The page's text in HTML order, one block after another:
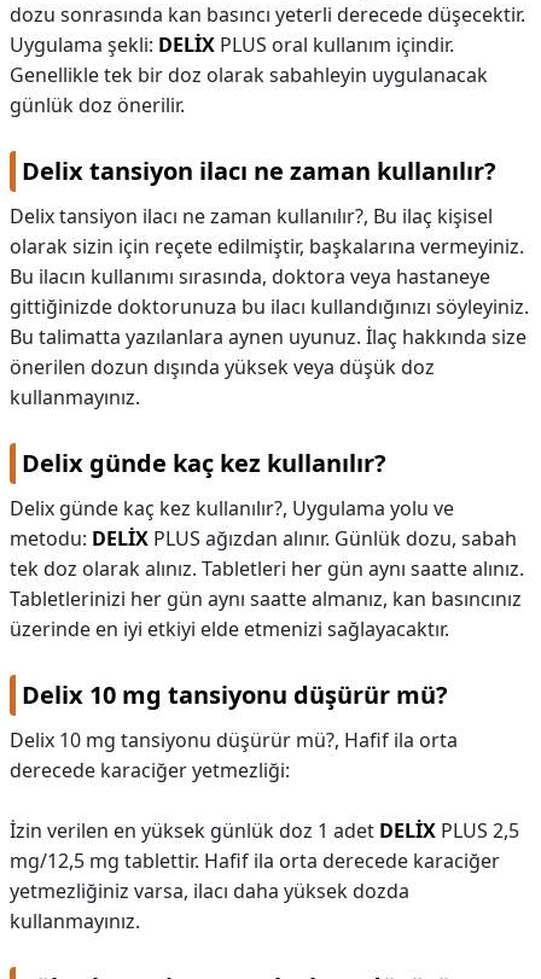
dozu sonrasında kan basıncı yeterli derecede düşecektir.
Uygulama şekli: DELİX PLUS oral kullanım içindir.
Genellikle tek bir doz olarak sabahleyin uygulanacak
günlük doz önerilir.
Delix tansiyon ilacı ne zaman kullanılır?
Delix tansiyon ilacı ne zaman kullanılır?, Bu ilaç kişisel
olarak sizin için reçete edilmiştir, başkalarına vermeyiniz.
Bu ilacın kullanımı sırasında, doktora veya hastaneye
gittiğinizde doktorunuza bu ilacı kullandığınızı söyleyiniz.
Bu talimatta yazılanlara aynen uyunuz. İlaç hakkında size
önerilen dozun dışında yüksek veya düşük doz
kullanmayınız.
Delix günde kaç kez kullanılır?
Delix günde kaç kez kullanılır?, Uygulama yolu ve
metodu: DELİX PLUS ağızdan alınır. Günlük dozu, sabah
tek doz olarak alınız. Tabletleri her gün aynı saatte alınız.
Tabletlerinizi her gün aynı saatte almanız, kan basıncınız
üzerinde en iyi etkiyi elde etmenizi sağlayacaktır.
Delix 10 mg tansiyonu düşürür mü?
Delix 10 mg tansiyonu düşürür mü?, Hafif ila orta
derecede karaciğer yetmezliği:
İzin verilen en yüksek günlük doz 1 adet DELİX PLUS 2,5
mg/12,5 mg tablettir. Hafif ila orta derecede karaciğer
yetmezliğiniz varsa, ilacı daha yüksek dozda
kullanmayınız.